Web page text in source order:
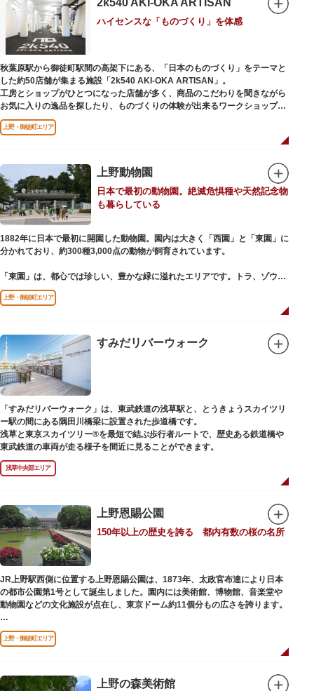
参拝は6:00～17:00（御朱印の授与は9:00～17:00）
ハイセンスな「ものづくり」を体感
秋葉原駅から御徒町駅間の高架下にある、「日本のものづくり」をテーマと
した約50店舗が集まる施設「2k540 AKI-OKA ARTISAN」。
工房とショップがひとつになった店舗が多く、商品のこだわりを聞きながら
お気に入りの逸品を探したり、ものづくりの体験が出来るワークショップに
参加して自分だけのオリジナル商品を作ったり、クリエイターと直接コミュ
ニケーションをとりながらのショッピングが楽しめます。飲食店もあるので
ないぬくもりと、新しいデザインの商品に出会うことができます。
名前の由来は、東京駅から2k540m付近にあることから「2k540」、秋葉原
駅（AKIHABARA）と御徒町駅（OKACHIMACHI）の間にあるという造語
「AKI-OKA」、フランス語で「職人」を意味する「ARTISAN」を組み合わ
せたもの。
施設周辺は、江戸の文化を伝える伝統工芸職人の街だったという背景もあ
り、現在もジュエリーや皮製品を扱うお店が多く、高いセンスとクオリティ
をもった店舗が集結しています。
上野・御徒町エリア
上野動物園
日本で最初の動物園。絶滅危惧種や天然記念物
も暮らしている
1882年に日本で最初に開園した動物園。園内は大きく「西園」と「東園」に
分かれており、約300種3,000点の動物が飼育されています。
「東園」は、都心では珍しい、豊かな緑に溢れたエリアです。トラ、ゾウな
どが住む森エリアや、ホッキョクグマやアザラシが住む海エリアでは、水浴
びなど迫力あるシーンが目撃できることもあります。国指定重要文化財の
一方「西園」は、蓮の名所としても知られる風光明媚な「不忍池」のほとり
に位置する区域。キリンやサイなどの人気動物をはじめ、アイアイや“動か
ない鳥”として話題のハシビロコウなどユニークな種も見られます。
子ども動物園「すてっぷ」では、小動物を間近で観察することを通じて、命
の大切さや生きものの魅力が学べる体験プログラムが実施されています。
歩き疲れたり、お腹が空いてきたら、園内にいくつかあるフードショップで
休憩しましょう。それぞれのお店で、動物たちをモチーフにした可愛いフー
ドやスイーツが食べられます。オリジナルグッズを取り扱うギフトショップ
も必見です。
上野・御徒町エリア
すみだリバーウォーク
「すみだリバーウォーク」は、東武鉄道の浅草駅と、とうきょうスカイツリ
ー駅の間にある隅田川橋梁に設置された歩道橋です。
浅草と東京スカイツリー®を最短で結ぶ歩行者ルートで、歴史ある鉄道橋や
東武鉄道の車両が走る様子を間近に見ることができます。
浅草中央部エリア
上野恩賜公園
150年以上の歴史を誇る 都内有数の桜の名所
JR上野駅西側に位置する上野恩賜公園は、1873年、太政官布達により日本
の都市公園第1号として誕生しました。園内には美術館、博物館、音楽堂や
動物園などの文化施設が点在し、東京ドーム約11個分もの広さを誇ります。
ソメイヨシノやヤマザクラなど約1,200本の桜が植えられた園内は、桜の名
所としても有名。シーズンにはライトアップされた夜桜が一層風情を添え、
例年延べ330万人近い人出となります。不忍池（しのばずのいけ）は江戸時
ので、バードウォッチングを楽しむ人の姿も見られるスポットです。
上野・御徒町エリア
上野の森美術館